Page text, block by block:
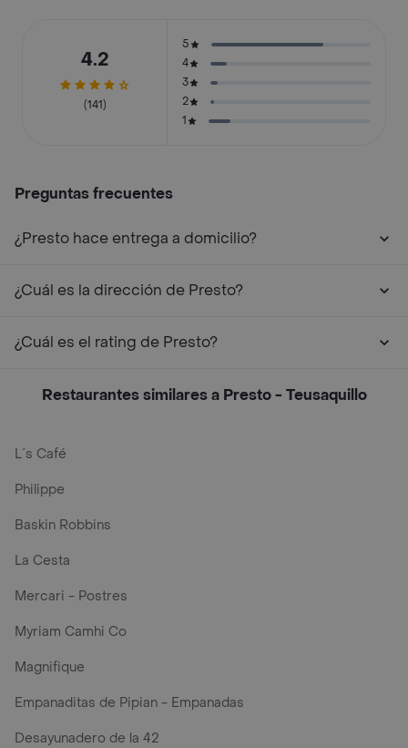
4.2
(141)
5
4
3
2
1
Preguntas frecuentes
¿Presto hace entrega a domicilio?
¿Cuál es la dirección de Presto?
¿Cuál es el rating de Presto?
Restaurantes similares a Presto - Teusaquillo
L´s Café
Philippe
Baskin Robbins
La Cesta
Mercari - Postres
Myriam Camhi Co
Magnifique
Empanaditas de Pipian - Empanadas
Desayunadero de la 42